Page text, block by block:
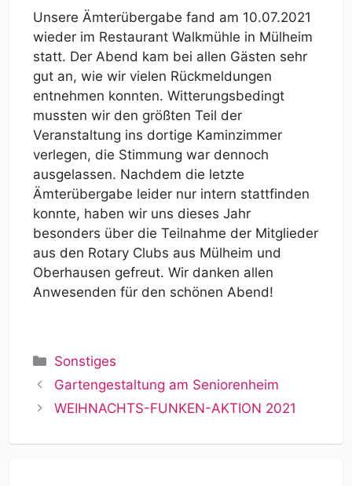
Unsere Ämterübergabe fand am 10.07.2021
wieder im Restaurant Walkmühle in Mülheim
statt. Der Abend kam bei allen Gästen sehr
gut an, wie wir vielen Rückmeldungen
entnehmen konnten. Witterungsbedingt
mussten wir den größten Teil der
Veranstaltung ins dortige Kaminzimmer
verlegen, die Stimmung war dennoch
ausgelassen. Nachdem die letzte
Ämterübergabe leider nur intern stattfinden
konnte, haben wir uns dieses Jahr
besonders über die Teilnahme der Mitglieder
aus den Rotary Clubs aus Mülheim und
Oberhausen gefreut. Wir danken allen
Anwesenden für den schönen Abend!
Kategorien
Sonstiges
Gartengestaltung am Seniorenheim
WEIHNACHTS-FUNKEN-AKTION 2021